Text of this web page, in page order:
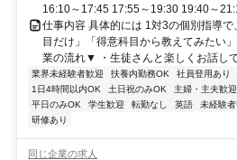
16:10～17:45 17:55～19:30 19:40～
仕事内容 具体的には 1対3の個別指導
目だけ」「得意科目から教えてみたい
業の流れ▼ ・生徒さんと楽しくお話し
業界未経験者歓迎 扶養内勤務OK 社員登用あり
1日4時間以内OK
土日祝のみOK 主婦・主夫歓迎
平日のみOK
学生歓迎 転勤なし 英語 未経験
研修あり
同じ企業の求人